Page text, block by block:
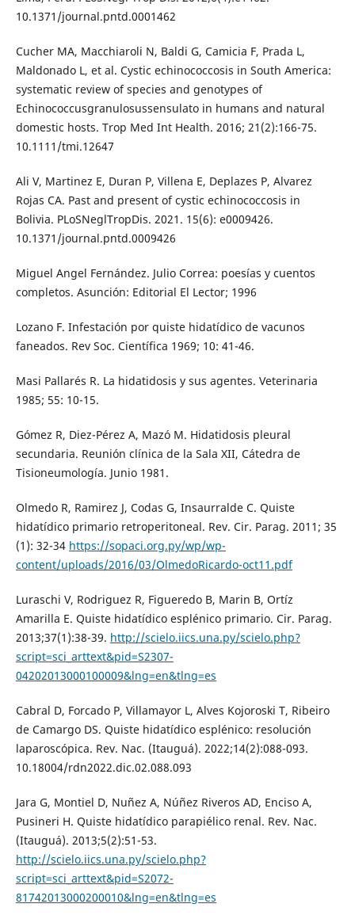
10.1371/journal.pntd.0001462
Cucher MA, Macchiaroli N, Baldi G, Camicia F, Prada L,
Maldonado L, et al. Cystic echinococcosis in South America:
systematic review of species and genotypes of
Echinococcusgranulosussensulato in humans and natural
domestic hosts. Trop Med Int Health. 2016; 21(2):166-75.
10.1111/tmi.12647
Ali V, Martinez E, Duran P, Villena E, Deplazes P, Alvarez
Rojas CA. Past and present of cystic echinococcosis in
Bolivia. PLoSNeglTropDis. 2021. 15(6): e0009426.
10.1371/journal.pntd.0009426
Miguel Angel Fernández. Julio Correa: poesías y cuentos
completos. Asunción: Editorial El Lector; 1996
Lozano F. Infestación por quiste hidatídico de vacunos
faneados. Rev Soc. Científica 1969; 10: 41-46.
Masi Pallarés R. La hidatidosis y sus agentes. Veterinaria
1985; 55: 10-15.
Gómez R, Diez-Pérez A, Mazó M. Hidatidosis pleural
secundaria. Reunión clínica de la Sala XII, Cátedra de
Tisioneumología. Junio 1981.
Olmedo R, Ramirez J, Codas G, Insaurralde C. Quiste
hidatídico primario retroperitoneal. Rev. Cir. Parag. 2011; 35
(1): 32-34 https://sopaci.org.py/wp/wp-
content/uploads/2016/03/OlmedoRicardo-oct11.pdf
Luraschi V, Rodriguez R, Figueredo B, Marin B, Ortíz
Amarilla E. Quiste hidatídico esplénico primario. Cir. Parag.
2013;37(1):38-39. http://scielo.iics.una.py/scielo.php?
script=sci_arttext&pid=S2307-
04202013000100009&lng=en&tlng=es
Cabral D, Forcado P, Villamayor L, Alves Kojoroski T, Ribeiro
de Camargo DS. Quiste hidatídico esplénico: resolución
laparoscópica. Rev. Nac. (Itauguá). 2022;14(2):088-093.
10.18004/rdn2022.dic.02.088.093
Jara G, Montiel D, Nuñez A, Núñez Riveros AD, Enciso A,
Pusineri H. Quiste hidatídico parapiélico renal. Rev. Nac.
(Itauguá). 2013;5(2):51-53.
http://scielo.iics.una.py/scielo.php?
script=sci_arttext&pid=S2072-
81742013000200010&lng=en&tlng=es